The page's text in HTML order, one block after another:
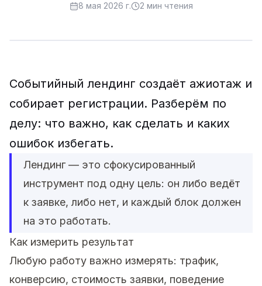
8 мая 2026 г. 2 мин чтения
Событийный лендинг создаёт ажиотаж и
собирает регистрации. Разберём по
делу: что важно, как сделать и каких
ошибок избегать.
Лендинг — это сфокусированный
инструмент под одну цель: он либо ведёт
к заявке, либо нет, и каждый блок должен
на это работать.
Как измерить результат
Любую работу важно измерять: трафик,
конверсию, стоимость заявки, поведение